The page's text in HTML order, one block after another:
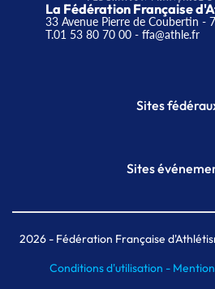
La Fédération Française
33 Avenue Pierre de Coubertin -
T.01 53 80 70 00- ffa@athle.fr
Sites
Plateforme
Sites
Meeting de Paris
MAIF Ekiden de
2026- Fédération Française
Conditions d'utilisation -